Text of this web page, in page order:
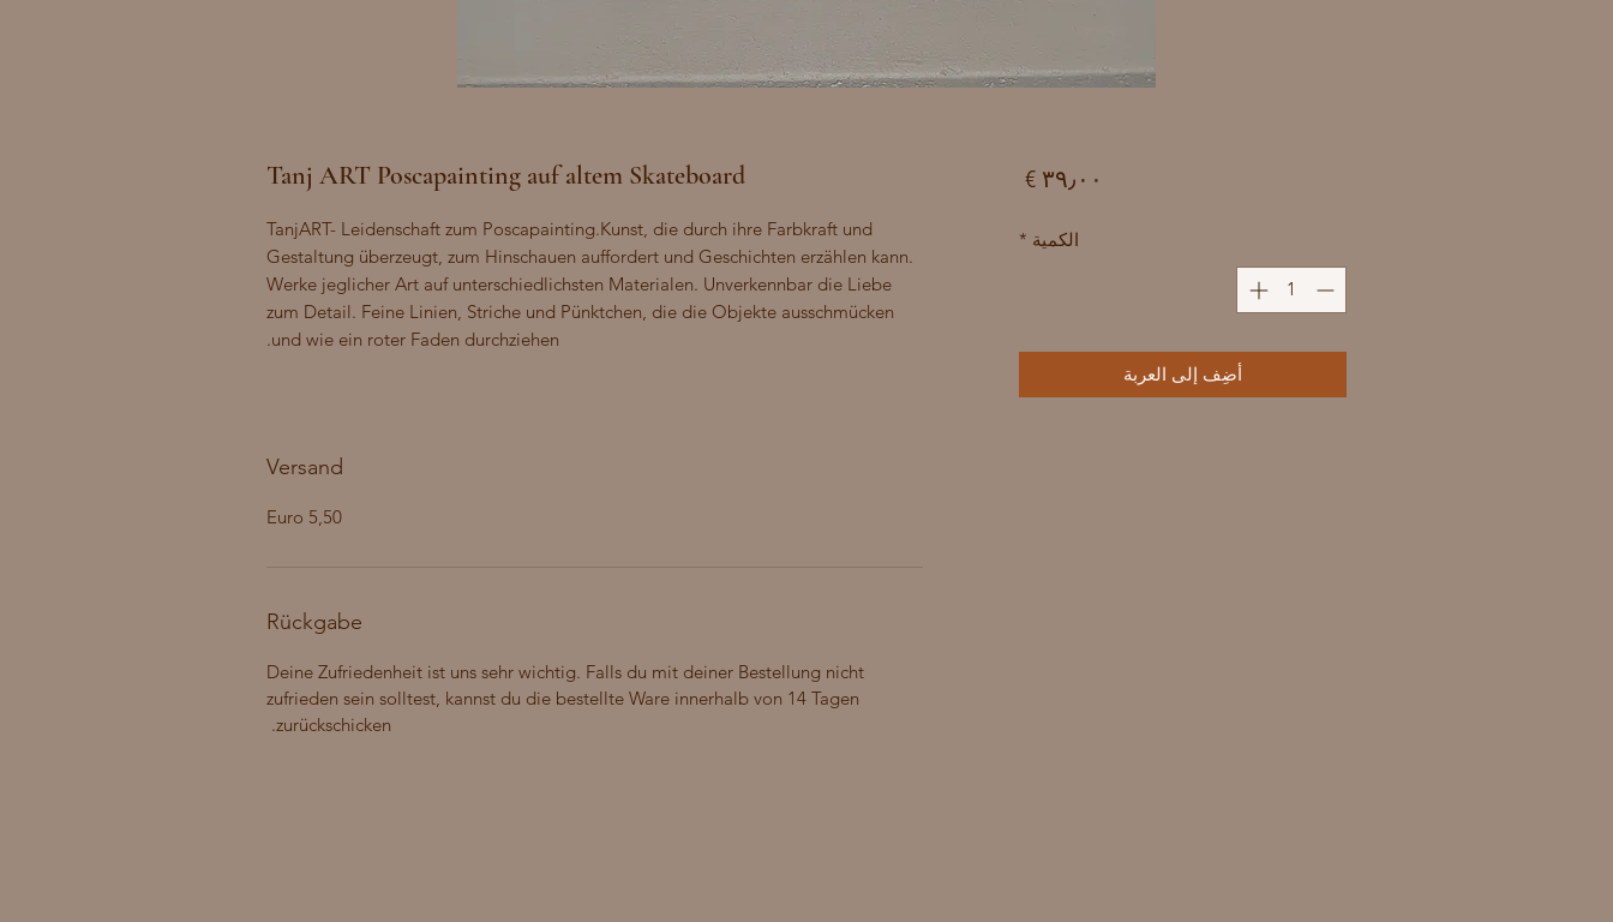
Tanj ART Poscapainting auf altem Skateboard
TanjART- Leidenschaft zum Poscapainting.Kunst, die durch ihre Farbkraft und
Gestaltung überzeugt, zum Hinschauen auffordert und Geschichten erzählen kann.
Werke jeglicher Art auf unterschiedlichsten Materialen. Unverkennbar die Liebe
zum Detail. Feine Linien, Striche und Pünktchen, die die Objekte ausschmücken
und wie ein roter Faden durchziehen.
Versand
5,50 Euro
Rückgabe
Deine Zufriedenheit ist uns sehr wichtig. Falls du mit deiner Bestellung nicht
zufrieden sein solltest, kannst du die bestellte Ware innerhalb von 14 Tagen
zurückschicken.
السعر
الكمية *
أضِف إلى العربة